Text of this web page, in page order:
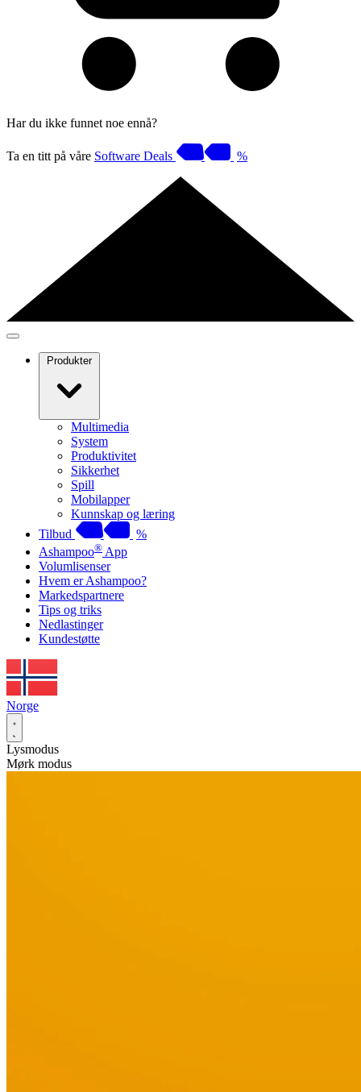
Har du ikke funnet noe ennå?
Ta en titt på våre Software Deals %
Produkter
Multimedia
System
Produktivitet
Sikkerhet
Spill
Mobilapper
Kunnskap og læring
Tilbud
%
Ashampoo® App
Volumlisenser
Hvem er Ashampoo?
Markedspartnere
Tips og triks
Nedlastinger
Kundestøtte
Norge
Lysmodus
Mørk modus